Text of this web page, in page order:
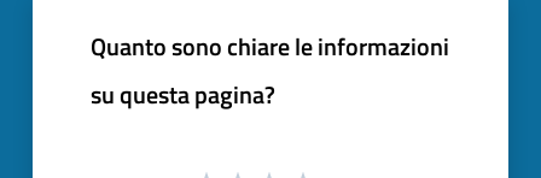
Quanto sono chiare le informazioni
su questa pagina?